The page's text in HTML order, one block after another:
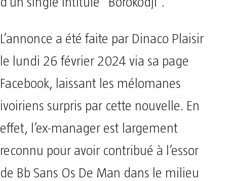
L’annonce a été faite par Dinaco Plaisir
le lundi 26 février 2024 via sa page
Facebook, laissant les mélomanes
ivoiriens surpris par cette nouvelle. En
effet, l’ex-manager est largement
reconnu pour avoir contribué à l’essor
de Bb Sans Os De Man dans le milieu